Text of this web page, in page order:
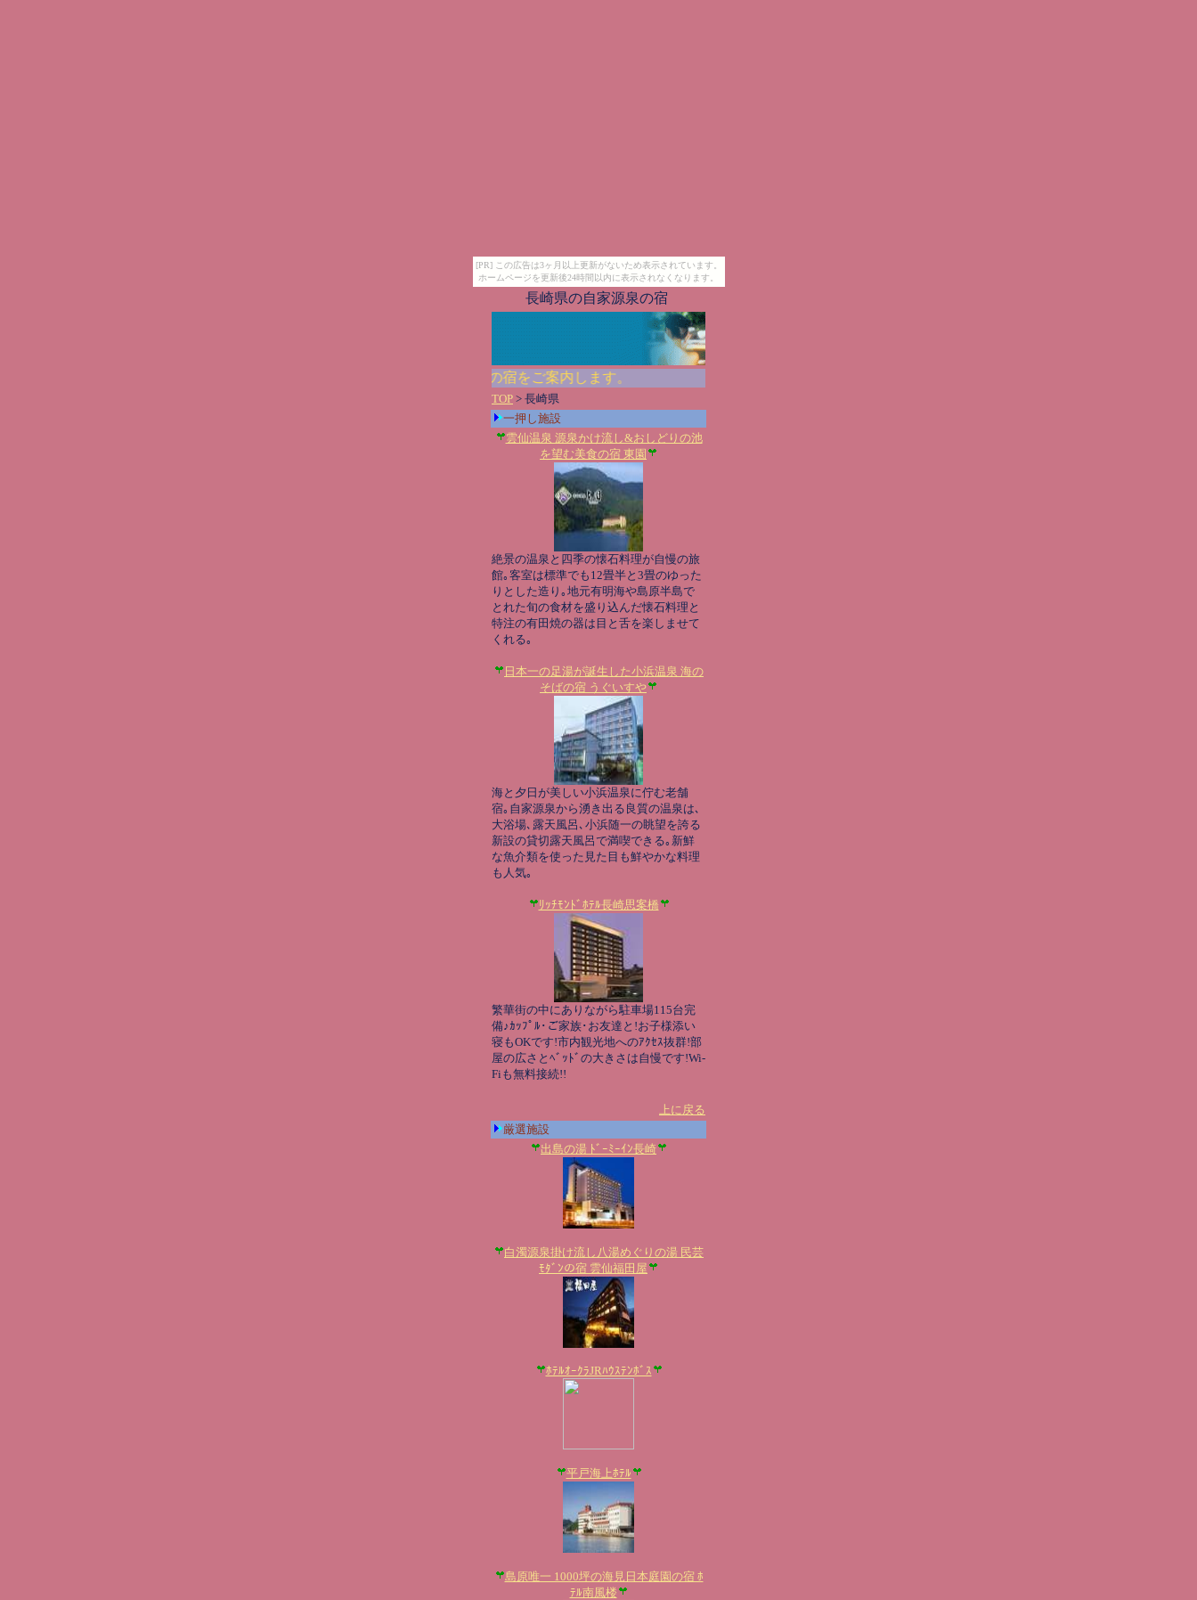
[PR] この広告は3ヶ月以上更新がないため表示されています。
ホームページを更新後24時間以内に表示されなくなります。
長崎県の自家源泉の宿
自家源泉を楽しめる施設中心の長崎県で人気の宿をご案内します。
TOP > 長崎県
一押し施設
雲仙温泉 源泉かけ流し&おしどりの池
を望む美食の宿 東園
絶景の温泉と四季の懐石料理が自慢の旅
館｡客室は標準でも12畳半と3畳のゆった
りとした造り｡地元有明海や島原半島で
とれた旬の食材を盛り込んだ懐石料理と
特注の有田焼の器は目と舌を楽しませて
くれる｡
日本一の足湯が誕生した小浜温泉 海の
そばの宿 うぐいすや
海と夕日が美しい小浜温泉に佇む老舗
宿｡自家源泉から湧き出る良質の温泉は､
大浴場､露天風呂､小浜随一の眺望を誇る
新設の貸切露天風呂で満喫できる｡新鮮
な魚介類を使った見た目も鮮やかな料理
も人気｡
ﾘｯﾁﾓﾝﾄﾞﾎﾃﾙ長崎思案橋
繁華街の中にありながら駐車場115台完
備♪ｶｯﾌﾟﾙ･ご家族･お友達と!お子様添い
寝もOKです!市内観光地へのｱｸｾｽ抜群!部
屋の広さとﾍﾞｯﾄﾞの大きさは自慢です!Wi-
Fiも無料接続!!
上に戻る
厳選施設
出島の湯 ﾄﾞｰﾐｰｲﾝ長崎
白濁源泉掛け流し八湯めぐりの湯 民芸
ﾓﾀﾞﾝの宿 雲仙福田屋
ﾎﾃﾙｵｰｸﾗJRﾊｳｽﾃﾝﾎﾞｽ
平戸海上ﾎﾃﾙ
島原唯一 1000坪の海見日本庭園の宿 ﾎ
ﾃﾙ南風楼